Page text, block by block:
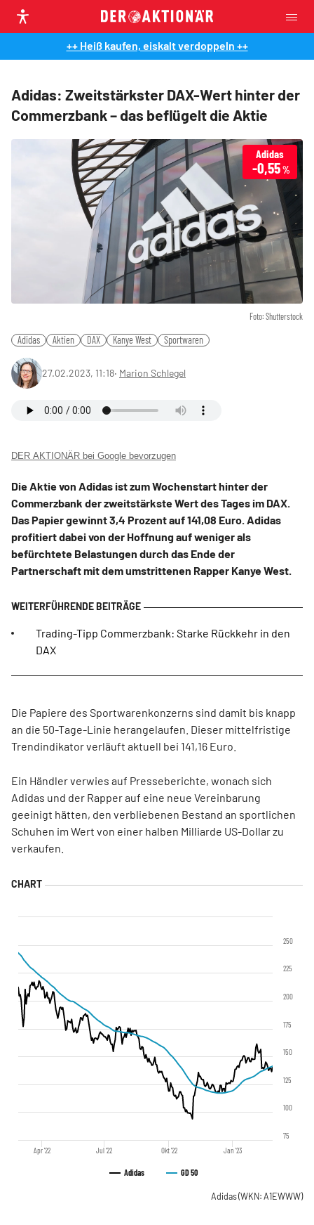
++ Heiß kaufen, eiskalt verdoppeln ++
Adidas: Zweitstärkster DAX-Wert hinter der
Commerzbank – das beflügelt die Aktie
Foto: Shutterstock
Adidas
-0,55%
Adidas Aktien DAX Kanye West Sportwaren
27.02.2023, 11:18‧ Marion Schlegel
DER AKTIONÄR bei Google bevorzugen
Die Aktie von Adidas ist zum Wochenstart hinter der
Commerzbank der zweitstärkste Wert des Tages im DAX.
Das Papier gewinnt 3,4 Prozent auf 141,08 Euro. Adidas
profitiert dabei von der Hoffnung auf weniger als
befürchtete Belastungen durch das Ende der
Partnerschaft mit dem umstrittenen Rapper Kanye West.
Trading-Tipp Commerzbank: Starke Rückkehr in den
DAX
Die Papiere des Sportwarenkonzerns sind damit bis knapp
an die 50-Tage-Linie herangelaufen. Dieser mittelfristige
Trendindikator verläuft aktuell bei 141,16 Euro.
Ein Händler verwies auf Presseberichte, wonach sich
Adidas und der Rapper auf eine neue Vereinbarung
geeinigt hätten, den verbliebenen Bestand an sportlichen
Schuhen im Wert von einer halben Milliarde US-Dollar zu
verkaufen.
Adidas GD 50
Jul '22 Jan '23
Apr '22 Okt '22
75
100
125
150
175
200
225
250
Adidas(WKN: A1EWWW)